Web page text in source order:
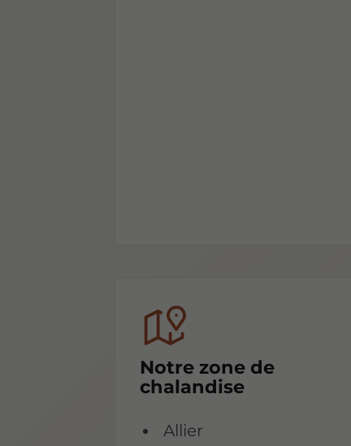
Notre zone de
chalandise
Allier